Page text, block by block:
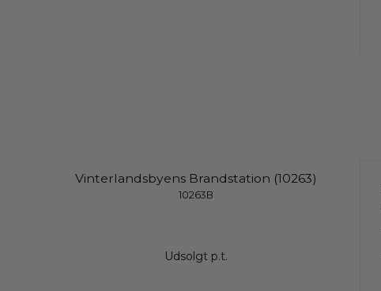
Vinterlandsbyens Brandstation (10263)
10263B
Udsolgt p.t.